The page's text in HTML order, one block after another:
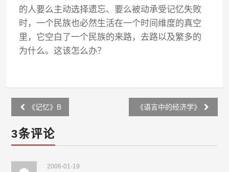
的人要么主动选择遗忘、要么被动承受记忆失败
时，一个民族也必然生活在一个时间维度的真空
里，它空白了一个民族的来路，去路以及繁多的
为什么。这该怎么办？
Post
navigation
《记忆》B 《语言中的经济学》
3条评论
2006-01-19